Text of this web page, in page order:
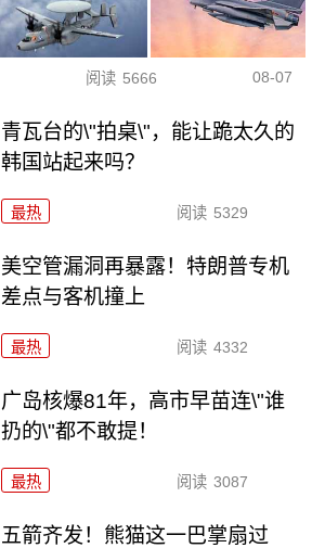
阅读 5666 08-07
青瓦台的\"拍桌\"，能让跪太久的
韩国站起来吗？
最热 阅读 5329
美空管漏洞再暴露！特朗普专机
差点与客机撞上
最热 阅读 4332
广岛核爆81年，高市早苗连\"谁
扔的\"都不敢提！
最热 阅读 3087
五箭齐发！熊猫这一巴掌扇过